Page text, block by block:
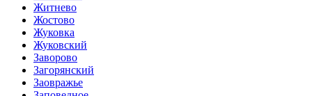
Житнево
Жостово
Жуковка
Жуковский
Заворово
Загорянский
Заовражье